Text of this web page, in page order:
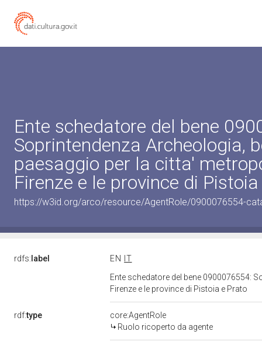
Ente schedatore del bene
Soprintendenza Archeologia,
paesaggio per la citta'
Firenze e le province di
https://w3id.org/arco/resource/AgentRole/0900076554-
rdfs: label EN
IT
Ente schedatore del bene 0900076554:
Firenze e le province di Pistoia e Prato
rdf:type
core:AgentRole
Ruolo ricoperto da agente